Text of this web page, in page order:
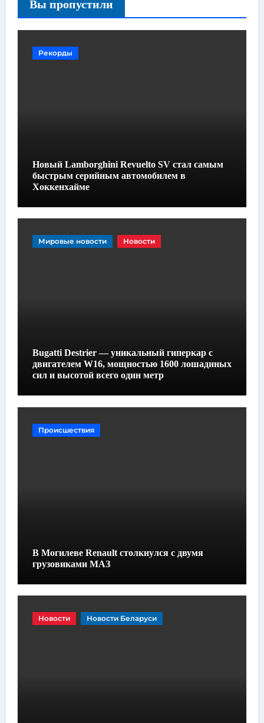
Вы пропустили
Рекорды
Новый Lamborghini Revuelto SV стал самым
быстрым серийным автомобилем в
Хоккенхайме
Мировые новости Новости
Bugatti Destrier — уникальный гиперкар с
двигателем W16, мощностью 1600 лошадиных
сил и высотой всего один метр
Происшествия
В Могилеве Renault столкнулся с двумя
грузовиками МАЗ
Новости Новости Беларуси